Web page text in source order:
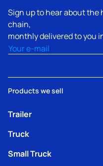
Sign up to hear about
chain,
monthly delivered to you
Email(Obligatorio)
Products we sell
Trailer
Truck
Small Truck